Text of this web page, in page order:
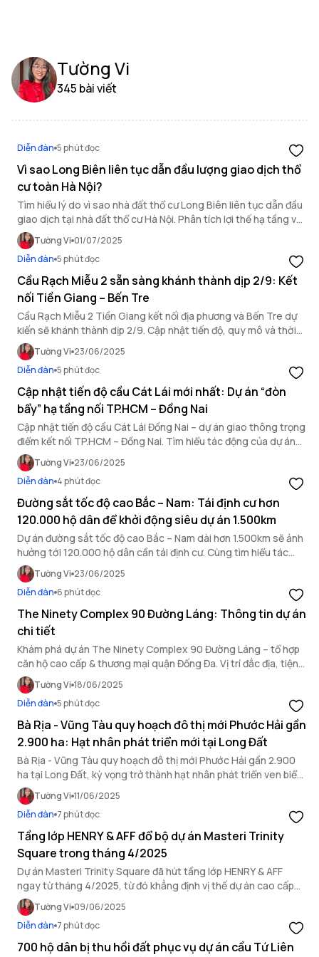
Tường Vi
345 bài viết
Diễn đàn 5 phút đọc
Vì sao Long Biên liên tục dẫn đầu lượng giao dịch thổ
cư toàn Hà Nội?
Tìm hiểu lý do vì sao nhà đất thổ cư Long Biên liên tục dẫn đầu
giao dịch tại nhà đất thổ cư Hà Nội. Phân tích lợi thế hạ tầng và
tiềm năng đầu tư khu vực.
Tường Vi 01/07/2025
Diễn đàn 5 phút đọc
Cầu Rạch Miễu 2 sẵn sàng khánh thành dịp 2/9: Kết
nối Tiền Giang – Bến Tre
Cầu Rạch Miễu 2 Tiền Giang kết nối địa phương và Bến Tre dự
kiến sẽ khánh thành dịp 2/9. Cập nhật tiến độ, quy mô và thời
điểm cầu Rạch Miễu 2 khi nào xong.
Tường Vi 23/06/2025
Diễn đàn 5 phút đọc
Cập nhật tiến độ cầu Cát Lái mới nhất: Dự án “đòn
bẩy” hạ tầng nối TP.HCM – Đồng Nai
Cập nhật tiến độ cầu Cát Lái Đồng Nai – dự án giao thông trọng
điểm kết nối TP.HCM – Đồng Nai. Tìm hiểu tác động của dự án
đến thị trường bất động sản khu vực.
Tường Vi 23/06/2025
Diễn đàn 4 phút đọc
Đường sắt tốc độ cao Bắc – Nam: Tái định cư hơn
120.000 hộ dân để khởi động siêu dự án 1.500km
Dự án đường sắt tốc độ cao Bắc – Nam dài hơn 1.500km sẽ ảnh
hưởng tới 120.000 hộ dân cần tái định cư. Cùng tìm hiểu tác
động của siêu dự án giao thông này.
Tường Vi 23/06/2025
Diễn đàn 6 phút đọc
The Ninety Complex 90 Đường Láng: Thông tin dự án
chi tiết
Khám phá dự án The Ninety Complex 90 Đường Láng – tổ hợp
căn hộ cao cấp & thương mại quận Đống Đa. Vị trí đắc địa, tiện
ích hiện đại, tiềm năng sinh lời.
Tường Vi 18/06/2025
Diễn đàn 5 phút đọc
Bà Rịa - Vũng Tàu quy hoạch đô thị mới Phước Hải gần
2.900 ha: Hạt nhân phát triển mới tại Long Đất
Bà Rịa - Vũng Tàu quy hoạch đô thị mới Phước Hải gần 2.900
ha tại Long Đất, kỳ vọng trở thành hạt nhân phát triển ven biển,
thu hút đầu tư và nâng tầm đô thị.
Tường Vi 11/06/2025
Diễn đàn 7 phút đọc
Tầng lớp HENRY & AFF đổ bộ dự án Masteri Trinity
Square trong tháng 4/2025
Dự án Masteri Trinity Square đã hút tầng lớp HENRY & AFF
ngay từ tháng 4/2025, từ đó khẳng định vị thế dự án cao cấp
hàng đầu tại khu vực phía Đông Thủ Đô.
Tường Vi 09/06/2025
Diễn đàn 7 phút đọc
700 hộ dân bị thu hồi đất phục vụ dự án cầu Tứ Liên